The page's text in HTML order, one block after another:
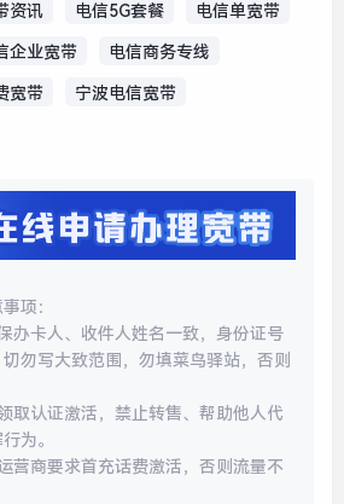
资讯 电信5G套餐 电信单宽带
企业宽带 电信商务专线
宽带 宁波电信宽带
项：
办卡人、收件人姓名一致，身份证号
勿写大致范围，勿填菜鸟驿站，否则
取认证激活，禁止转售、帮助他人代
为。
营商要求首充话费激活，否则流量不